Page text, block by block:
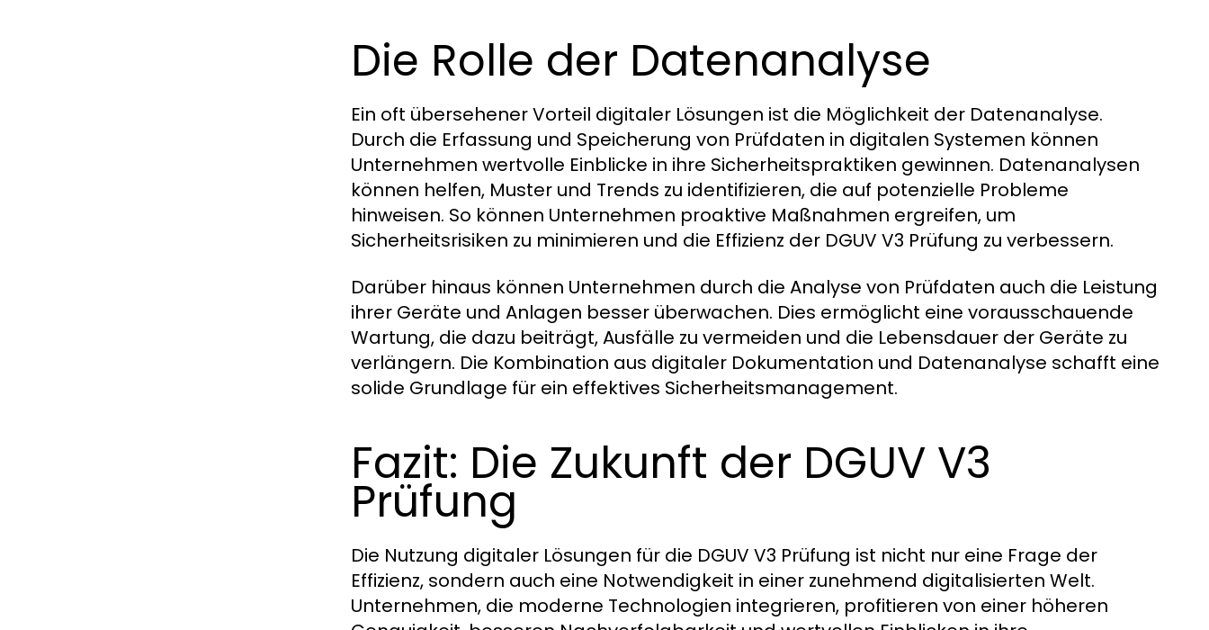
Die Rolle der Datenanalyse
Ein oft übersehener Vorteil digitaler Lösungen ist die Möglichkeit der Datenanalyse.
Durch die Erfassung und Speicherung von Prüfdaten in digitalen Systemen können
Unternehmen wertvolle Einblicke in ihre Sicherheitspraktiken gewinnen. Datenanalysen
können helfen, Muster und Trends zu identifizieren, die auf potenzielle Probleme
hinweisen. So können Unternehmen proaktive Maßnahmen ergreifen, um
Sicherheitsrisiken zu minimieren und die Effizienz der DGUV V3 Prüfung zu verbessern.
Darüber hinaus können Unternehmen durch die Analyse von Prüfdaten auch die Leistung
ihrer Geräte und Anlagen besser überwachen. Dies ermöglicht eine vorausschauende
Wartung, die dazu beiträgt, Ausfälle zu vermeiden und die Lebensdauer der Geräte zu
verlängern. Die Kombination aus digitaler Dokumentation und Datenanalyse schafft eine
solide Grundlage für ein effektives Sicherheitsmanagement.
Fazit: Die Zukunft der DGUV V3
Prüfung
Die Nutzung digitaler Lösungen für die DGUV V3 Prüfung ist nicht nur eine Frage der
Effizienz, sondern auch eine Notwendigkeit in einer zunehmend digitalisierten Welt.
Unternehmen, die moderne Technologien integrieren, profitieren von einer höheren